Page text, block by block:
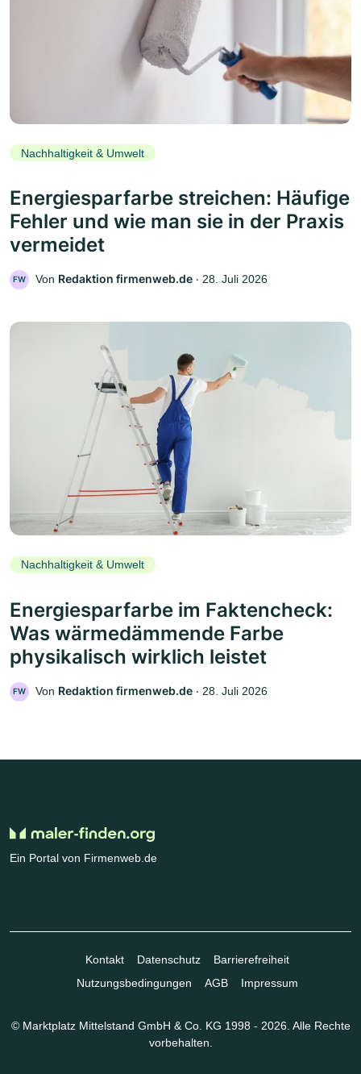
Nachhaltigkeit & Umwelt
Energiesparfarbe streichen: Häufige
Fehler und wie man sie in der Praxis
vermeidet
FW Von Redaktion firmenweb.de ‧ 28. Juli 2026
Nachhaltigkeit & Umwelt
Energiesparfarbe im Faktencheck:
Was wärmedämmende Farbe
physikalisch wirklich leistet
FW Von Redaktion firmenweb.de ‧ 28. Juli 2026
Ein Portal von Firmenweb.de
Kontakt Datenschutz
Barrierefreiheit
Nutzungsbedingungen
AGB Impressum
© Marktplatz Mittelstand GmbH & Co. KG 1998 - 2026. Alle Rechte
vorbehalten.